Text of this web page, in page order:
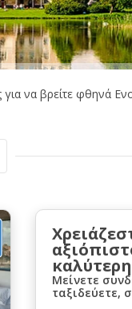
σε αποκλειστικές
με eLink
να βρείτε φθηνά
Μείνετε
ταξιδεύετε,